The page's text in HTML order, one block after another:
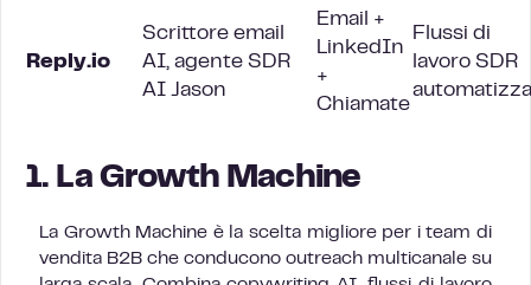
Reply.io
Scrittore email
AI, agente SDR
AI Jason
Email +
LinkedIn
+
Chiamate
Flussi di
lavoro SDR
1. La Growth Machine
La Growth Machine è la scelta migliore per i team di
vendita B2B che conducono outreach multicanale su